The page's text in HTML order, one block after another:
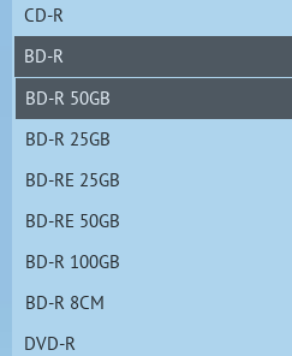
CD-R
BD-R
BD-R 50GB
BD-R 25GB
BD-RE 25GB
BD-RE 50GB
BD-R 100GB
BD-R 8CM
DVD-R